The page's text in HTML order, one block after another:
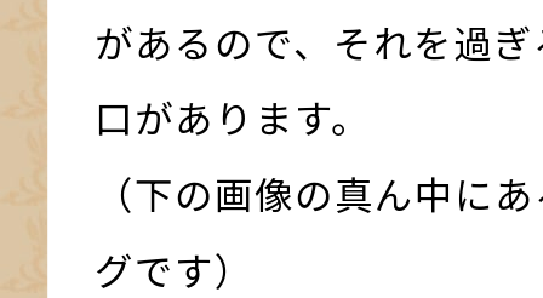
があるので、それを過
口があります。
（下の画像の真ん中に
グです）